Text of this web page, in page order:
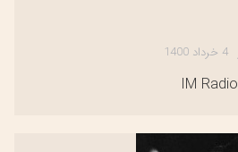
4 خرداد 1400